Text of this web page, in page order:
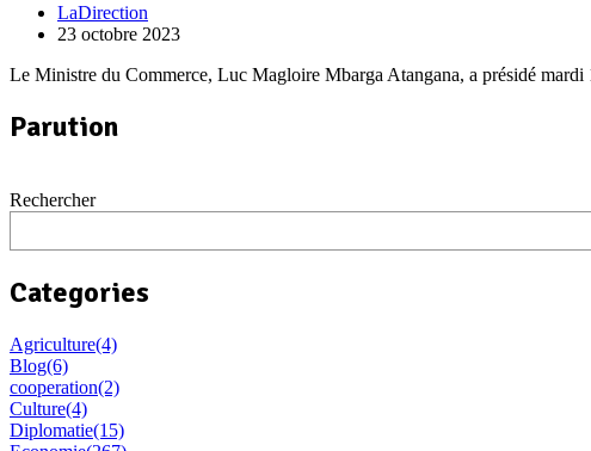
LaDirection
23 octobre 2023
Le Ministre du Commerce, Luc Magloire Mbarga Atangana, a présidé
Parution
Rechercher
Categories
Agriculture(4)
Blog(6)
cooperation(2)
Culture(4)
Diplomatie(15)